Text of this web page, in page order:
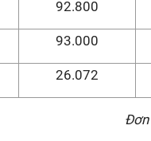
92.800
93.000
26.072